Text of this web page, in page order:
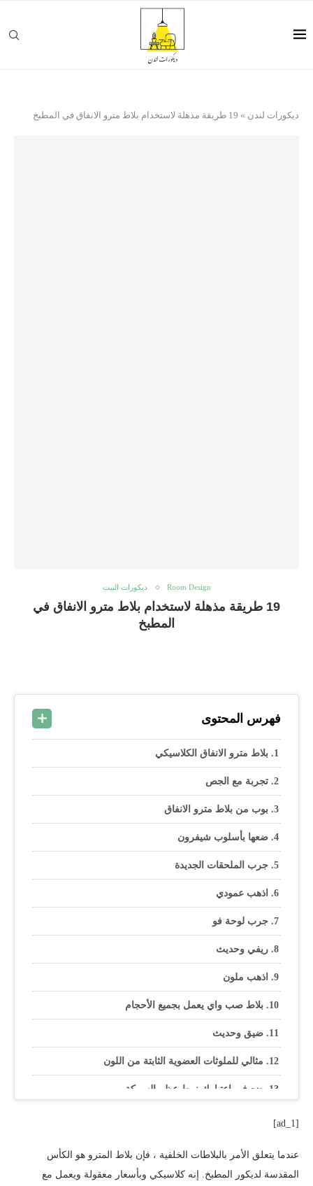
ديكورات لندن » 19 طريقة مذهلة لاستخدام بلاط مترو الانفاق في المطبخ
Room Design ديكورات البيت
19 طريقة مذهلة لاستخدام بلاط مترو الانفاق في
المطبخ
فهرس المحتوى
بلاط مترو الانفاق الكلاسيكي
تجربة مع الجص
بوب من بلاط مترو الانفاق
ضعها بأسلوب شيفرون
جرب الملحقات الجديدة
اذهب عمودي
جرب لوحة فو
ريفي وحديث
اذهب ملون
بلاط صب واي يعمل بجميع الأحجام
ضيق وحديث
مثالي للملوثات العضوية الثابتة من اللون
ضع في اعتبارك نمط عظم السمكة
افتح الخزائن
[ad_1]
عندما يتعلق الأمر بالبلاطات الخلفية ، فإن بلاط المترو هو الكأس
المقدسة لديكور المطبخ. إنه كلاسيكي وبأسعار معقولة ويعمل مع